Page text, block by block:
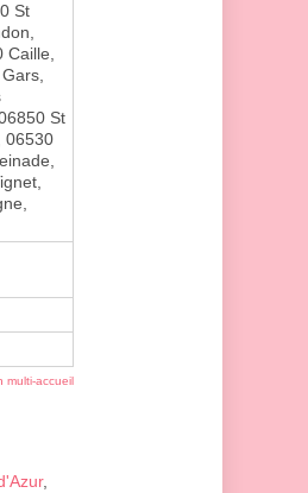
St
Caille,
St
06530
multi-accueil
,